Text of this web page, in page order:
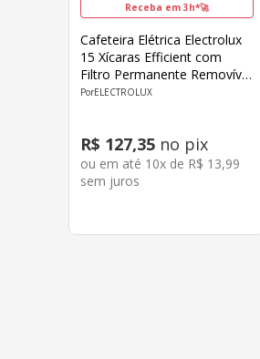
Receba em 3h*🚀
Cafeteira Elétrica Electrolux
15 Xícaras Efficient com
Filtro Permanente Removível
ECM10 127V Preta
ELECTROLUX
R$ 127,35 no pix
ou em até 10x de R$ 13,99
sem juros